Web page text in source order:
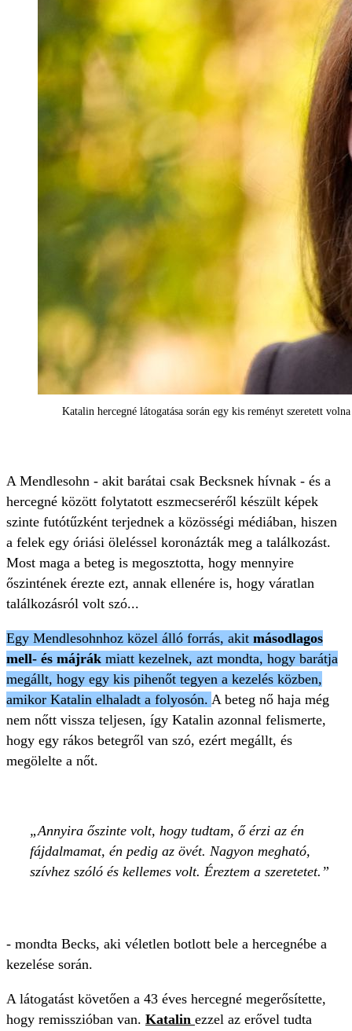
Katalin hercegné látogatása során egy kis reményt szeretett
A Mendlesohn - akit barátai csak Becksnek hívnak - és a
hercegné között folytatott eszmecseréről készült képek
szinte futótűzként terjednek a közösségi médiában, hiszen
a felek egy óriási öleléssel koronázták meg a találkozást.
Most maga a beteg is megosztotta, hogy mennyire
őszintének érezte ezt, annak ellenére is, hogy váratlan
találkozásról volt szó...
Egy Mendlesohnhoz közel álló forrás, akit másodlagos
mell- és májrák miatt kezelnek, azt mondta, hogy barátja
megállt, hogy egy kis pihenőt tegyen a kezelés közben,
amikor Katalin elhaladt a folyosón. A beteg nő haja még
nem nőtt vissza teljesen, így Katalin azonnal felismerte,
hogy egy rákos betegről van szó, ezért megállt, és
megölelte a nőt.
Annyira őszinte volt, hogy tudtam, ő érzi az én
fájdalmamat, én pedig az övét. Nagyon megható,
szívhez szóló és kellemes volt. Éreztem a szeretetet.
- mondta Becks, aki véletlen botlott bele a hercegnébe a
kezelése során.
A látogatást követően a 43 éves hercegné megerősítette,
hogy remisszióban van. Katalin ezzel az erővel tudta